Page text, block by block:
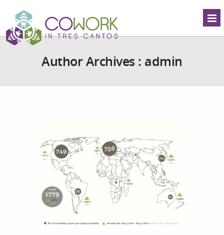
Author Archives : admin